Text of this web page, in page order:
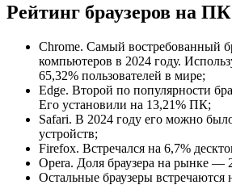
Рейтинг браузеров на ПК
Chrome. Самый востребованный
компьютеров в 2024 году.
65,32% пользователей в мире;
Edge. Второй по популярности
Его установили на 13,21% ПК;
Safari. В 2024 году его можно
устройств;
Firefox. Встречался на 6,7%
Opera. Доля браузера на рынке —
Остальные браузеры